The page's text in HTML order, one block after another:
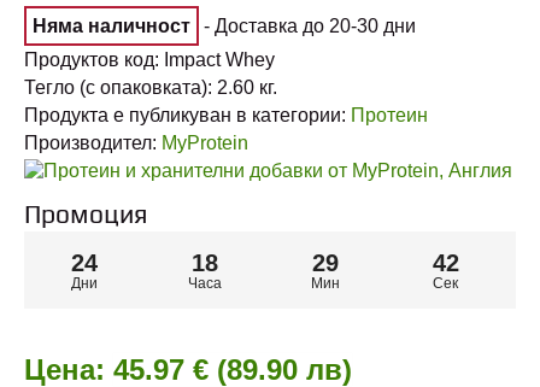
Няма наличност
- Доставка до 20-30 дни
Продуктов код: Impact Whey
Тегло (с опаковката): 2.60 кг.
Продукта е публикуван в категории: Протеин
Производител: MyProtein
Промоция
24
Дни
18
Часа
29
Мин
41
Сек
Цена: 45.97 € (89.90 лв)